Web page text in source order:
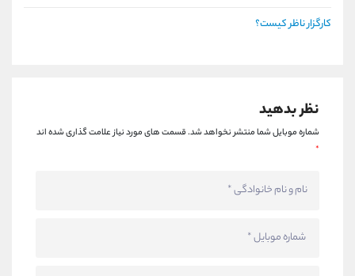
کارگزار ناظر کیست؟
نظر بدهید
شماره موبایل شما منتشر نخواهد شد.قسمت های مورد نیاز علامت گذاری شده اند
*